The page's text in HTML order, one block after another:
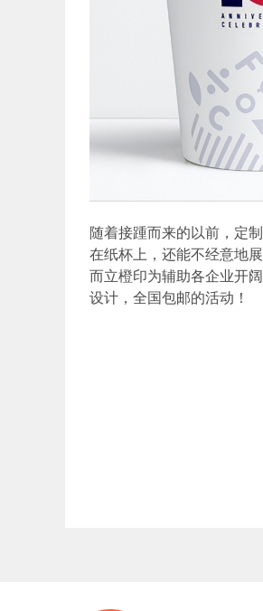
随着接踵而来的以前，定
在纸杯上，还能不经意地
而立橙印为辅助各企业开
设计，全国包邮的活动！